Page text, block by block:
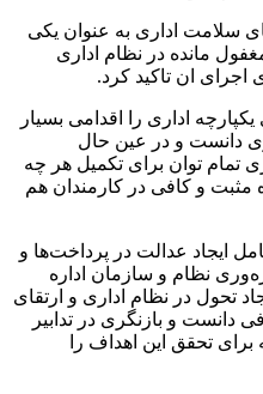
سلامت اداری به عنوان یکی
مانده در نظام اداری
اجرای ان تاکید کرد.
اداری را اقدامی بسیار
دانست و در عین حال
تمام توان برای تکمیل هر چه
مثبت و کافی در کارمندان هم
ایجاد عدالت در پرداخت‌ها و
نظام و سازمان اداره
تحول در نظام اداری و ارتقای
دانست و بازنگری در تدابیر
تحقق این اهداف را